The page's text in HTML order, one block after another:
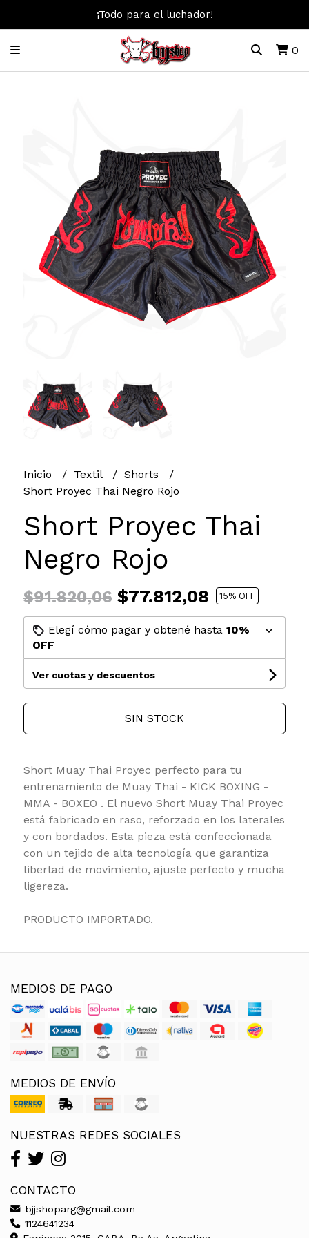
¡Todo para el luchador!
0
Inicio Textil
Shorts
Short Proyec Thai Negro Rojo
Short Proyec Thai
Negro Rojo
$91.820,06$77.812,08 15% OFF
Elegí cómo pagar y obtené hasta 10%
OFF
Ver cuotas y descuentos
SIN STOCK
Short Muay Thai Proyec perfecto para tu
entrenamiento de Muay Thai - KICK BOXING -
MMA - BOXEO . El nuevo Short Muay Thai Proyec
está fabricado en raso, reforzado en los laterales
y con bordados. Esta pieza está confeccionada
con un tejido de alta tecnología que garantiza
libertad de movimiento, ajuste perfecto y mucha
ligereza.
PRODUCTO IMPORTADO.
MEDIOS DE PAGO
MEDIOS DE ENVÍO
NUESTRAS REDES SOCIALES
CONTACTO
bjjshoparg@gmail.com
1124641234